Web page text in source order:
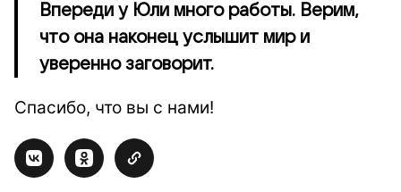
Впереди у Юли много работы. Верим,
что она наконец услышит мир и
уверенно заговорит.
Спасибо, что вы с нами!